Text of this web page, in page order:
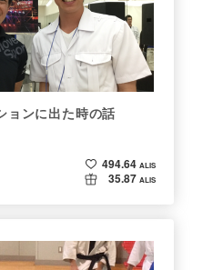
ョンに出た時の話
494.64 ALIS
35.87 ALIS